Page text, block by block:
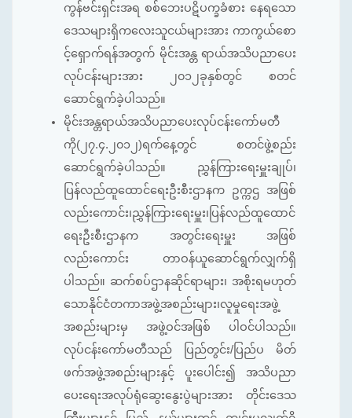
ကွန်ဗင်းရှင်းအရ စစ်ဘေးပဋိပက္ခခံစား နေရသော
ဒေသများရှိကလေးသူငယ်များအား ကာကွယ်စော
င့်ရှောက်ရန်အတွက် မိုင်းအန္တ ရာယ်အသိပညာပေး
လုပ်ငန်းများအား ၂၀၁၂ခုနှစ်တွင် စတင်
ဆောင်ရွက်ခဲ့ပါသည်။
မိုင်းအန္တရာယ်အသိပညာပေးလုပ်ငန်းကော်မတီ
ကို(၂၇.၄.၂၀၁၂)ရက်နေ့တွင် စတင်ဖွဲ့စည်း
ဆောင်ရွက်ခဲ့ပါသည်။ ညွှန်ကြားရေးမှူးချုပ်၊
ပြန်လည်ထူထောင်ရေးဦးစီးဌာနက ဥက္ကဌ အဖြစ်
လည်းကောင်း၊ညွှန်ကြားရေးမှူး၊ပြန်လည်ထူထောင်
ရေးဦးစီးဌာနက အတွင်းရေးမှူး အဖြစ်
လည်းကောင်း တာဝန်ယူဆောင်ရွက်လျှက်ရှိ
ပါသည်။ ဆက်စပ်ဌာနဆိုင်ရာများ၊ အစိုးရမဟုတ်
သောနိုင်ငံတကာအဖွဲ့အစည်းများ၊လူမှုရေးအဖွဲ့
အစည်းများမှ အဖွဲ့ဝင်အဖြစ် ပါဝင်ပါသည်။
လုပ်ငန်းကော်မတီသည် ပြည်တွင်း/ပြည်ပ မိတ်
ဖက်အဖွဲ့အစည်းများနှင့် ပူးပေါင်း၍ အသိပညာ
ပေးရေးအလုပ်ရုံဆွေးနွေးပွဲများအား တိုင်းဒေသ